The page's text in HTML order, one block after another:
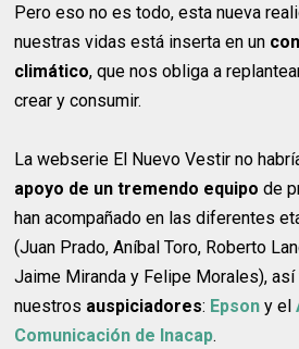
Pero eso no es todo, esta nueva
nuestras vidas está inserta en un
climático, que nos obliga a
crear y consumir.
La webserie El Nuevo Vestir no
apoyo de un tremendo equipo de
han acompañado en las diferentes
(Juan Prado, Aníbal Toro, Roberto
Jaime Miranda y Felipe Morales),
nuestros auspiciadores: Epson y el
Comunicación de Inacap.